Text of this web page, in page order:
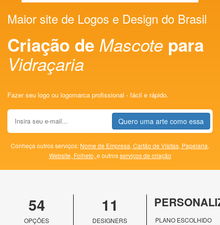
Maior site de Logos e Design do Brasil
Criação de Mascote para
Vidraçaria
Fazer seu logo ou logomarca profissional - fácil e rápido.
Quero uma arte como essa
Conheça outros serviços: Nome de Empresa, Cartão de Visitas, Papelaria,
Website, Folheto, e outrosserviços de criação
54
OPÇÕES
11
DESIGNERS
PLANO ESCOLHIDO